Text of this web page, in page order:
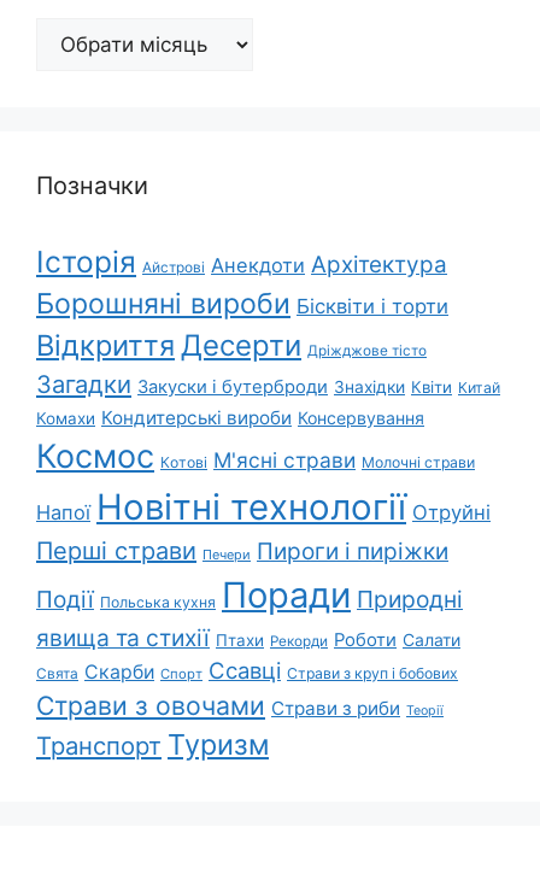
Архіви
Позначки
Історія Айстрові Анекдоти Архітектура
Борошняні вироби Бісквіти і торти
Відкриття Десерти Дріжджове тісто
Загадки Закуски і бутерброди Знахідки Квіти Китай
Комахи Кондитерські вироби Консервування
Космос Котові М'ясні страви Молочні страви
Напої Новітні технології Отруйні
Перші страви Печери Пироги і пиріжки
Події Польська кухня Поради Природні
явища та стихії Птахи Рекорди Роботи Салати
Свята Скарби Спорт Ссавці Страви з круп і бобових
Страви з овочами Страви з риби Теорії
Транспорт Туризм